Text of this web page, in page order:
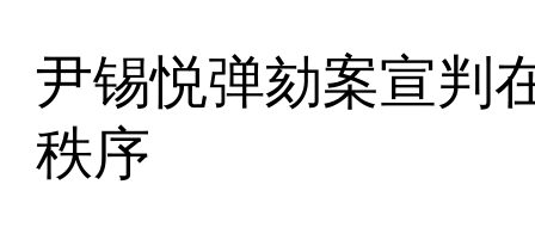
尹锡悦弹劾案宣判
秩序